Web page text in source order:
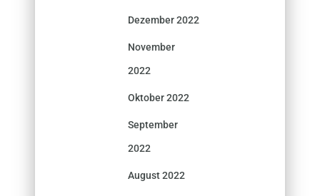
Dezember 2022
November
2022
Oktober 2022
September
2022
August 2022